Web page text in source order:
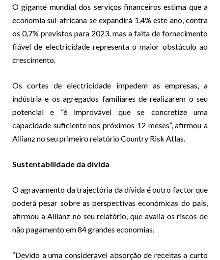
O gigante mundial dos serviços financeiros estima que a
economia sul-africana se expandirá 1,4% este ano, contra
os 0,7% previstos para 2023, mas a falta de fornecimento
fiável de electricidade representa o maior obstáculo ao
crescimento.
Os cortes de electricidade impedem as empresas, a
indústria e os agregados familiares de realizarem o seu
potencial e “é improvável que se concretize uma
capacidade suficiente nos próximos 12 meses”, afirmou a
Allianz no seu primeiro relatório Country Risk Atlas.
Sustentabilidade da dívida
O agravamento da trajectória da dívida é outro factor que
poderá pesar sobre as perspectivas económicas do país,
afirmou a Allianz no seu relatório, que avalia os riscos de
não pagamento em 84 grandes economias.
“Devido a uma considerável absorção de receitas a curto